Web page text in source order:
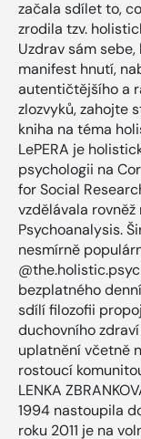
začala sdílet to,
zrodila tzv.
Uzdrav sám
manifest hnutí,
autentičtějšího a
zlozvyků, zahojte
kniha na téma
LePERA je
psychologii na
for Social
vzdělávala
Psychoanalysis.
nesmírně
bezplatného
sdílí filozofii
duchovního
uplatnění včetně
rostoucí
LENKA
1994 nastoupila
roku 2011 je na